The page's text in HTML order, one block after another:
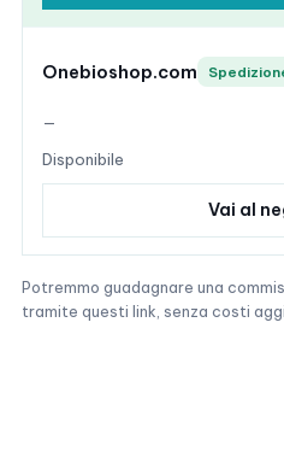
Onebioshop.com
—
Disponibile
Vai al
Potremmo guadagnare una
tramite questi link, senza costi